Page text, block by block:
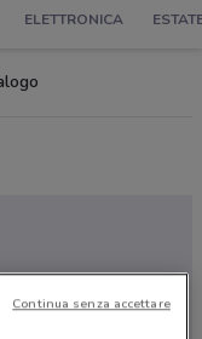
ELETTRONICA
Continua senza accettare